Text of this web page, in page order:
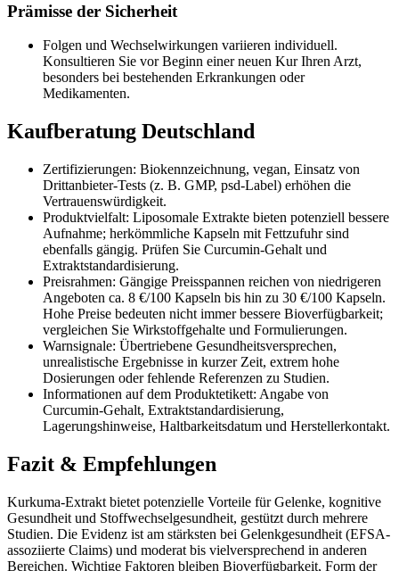
Prämisse der Sicherheit
Folgen und Wechselwirkungen variieren individuell.
Konsultieren Sie vor Beginn einer neuen Kur Ihren Arzt,
besonders bei bestehenden Erkrankungen oder
Medikamenten.
Kaufberatung Deutschland
Zertifizierungen: Biokennzeichnung, vegan, Einsatz von
Drittanbieter-Tests (z. B. GMP, psd-Label) erhöhen die
Vertrauenswürdigkeit.
Produktvielfalt: Liposomale Extrakte bieten potenziell bessere
Aufnahme; herkömmliche Kapseln mit Fettzufuhr sind
ebenfalls gängig. Prüfen Sie Curcumin-Gehalt und
Extraktstandardisierung.
Preisrahmen: Gängige Preisspannen reichen von niedrigeren
Angeboten ca. 8 €/100 Kapseln bis hin zu 30 €/100 Kapseln.
Hohe Preise bedeuten nicht immer bessere Bioverfügbarkeit;
vergleichen Sie Wirkstoffgehalte und Formulierungen.
Warnsignale: Übertriebene Gesundheitsversprechen,
unrealistische Ergebnisse in kurzer Zeit, extrem hohe
Dosierungen oder fehlende Referenzen zu Studien.
Informationen auf dem Produktetikett: Angabe von
Curcumin-Gehalt, Extraktstandardisierung,
Lagerungshinweise, Haltbarkeitsdatum und Herstellerkontakt.
Fazit & Empfehlungen
Kurkuma-Extrakt bietet potenzielle Vorteile für Gelenke, kognitive
Gesundheit und Stoffwechselgesundheit, gestützt durch mehrere
Studien. Die Evidenz ist am stärksten bei Gelenkgesundheit (EFSA-
assoziierte Claims) und moderat bis vielversprechend in anderen
Bereichen. Wichtige Faktoren bleiben Bioverfügbarkeit, Form der